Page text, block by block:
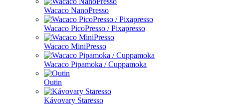
Wacaco NanoPresso
Wacaco PicoPresso / Pixapresso
Wacaco MiniPresso
Wacaco Pipamoka / Cuppamoka
Outin
Kávovary Staresso